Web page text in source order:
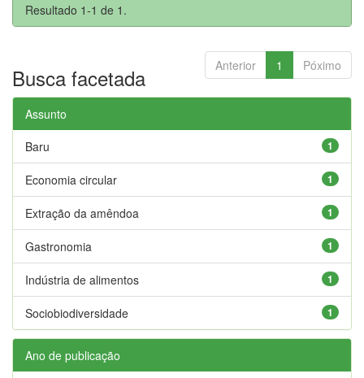
Resultado 1-1 de 1.
Anterior 1 Póximo
Busca facetada
Assunto
1
Baru
1
Economia circular
1
Extração da amêndoa
1
Gastronomia
1
Indústria de alimentos
1
Sociobiodiversidade
Ano de publicação